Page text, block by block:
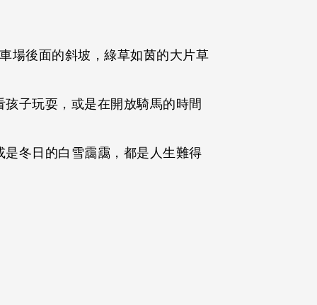
場後面的斜坡，綠草如茵的大片草
子玩耍，或是在開放騎馬的時間
冬日的白雪靄靄，都是人生難得